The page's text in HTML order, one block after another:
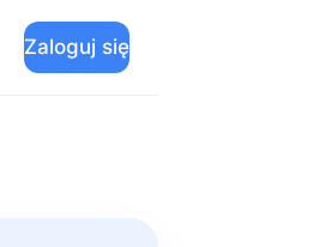
Zaloguj się